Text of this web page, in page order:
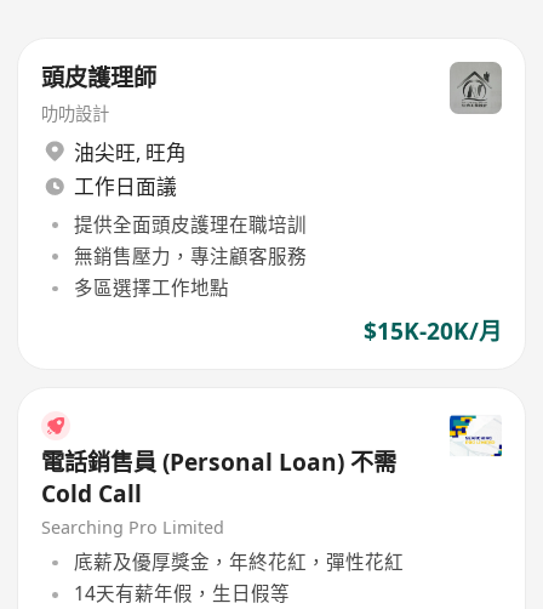
頭皮護理師
叻叻設計
油尖旺, 旺角
工作日面議
提供全面頭皮護理在職培訓
無銷售壓力，專注顧客服務
多區選擇工作地點
$15K-20K/月
電話銷售員 (Personal Loan) 不需
Cold Call
Searching Pro Limited
底薪及優厚獎金，年終花紅，彈性花紅
14天有薪年假，生日假等